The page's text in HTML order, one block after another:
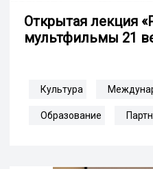
Открытая лекция
мультфильмы 21
Культура
Образование